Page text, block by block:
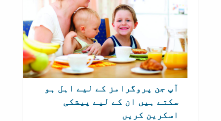
آپ جن پروگرامز کے لیے اہل ہو
سکتے ہیں ان کے لیے پیشکی
اسکرین کریں